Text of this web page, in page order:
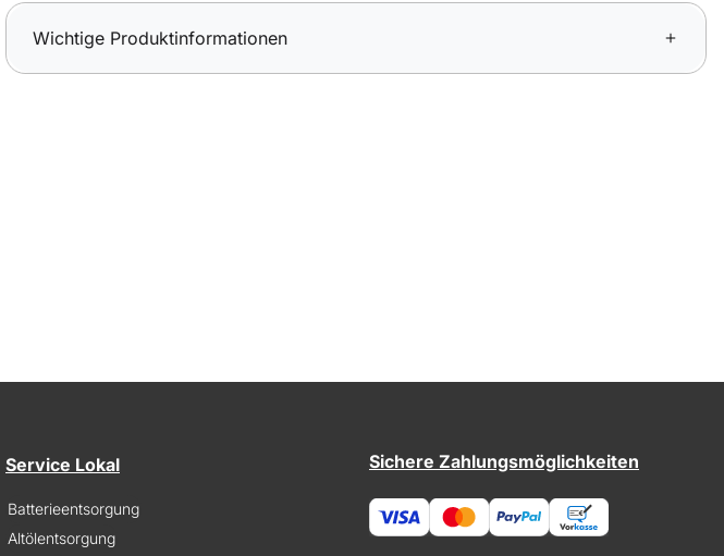
Wichtige Produktinformationen
Service Lokal
Batterieentsorgung
Altölentsorgung
Sichere Zahlungsmöglichkeiten